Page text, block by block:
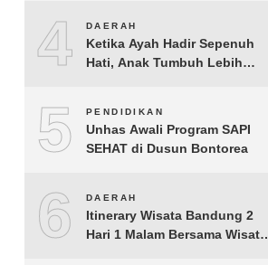
Kondusif Jelang HUT ke-81
Republik Indonesia
4 DAERAH
Ketika Ayah Hadir Sepenuh
Hati, Anak Tumbuh Lebih
5 PENDIDIKAN
Unhas Awali Program SAPI
SEHAT di Dusun Bontorea
6 DAERAH
Itinerary Wisata Bandung 2
Hari 1 Malam Bersama Wisata